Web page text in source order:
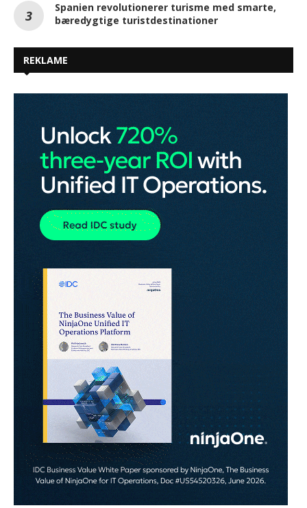
Spanien revolutionerer turisme med smarte,
bæredygtige turistdestinationer
REKLAME